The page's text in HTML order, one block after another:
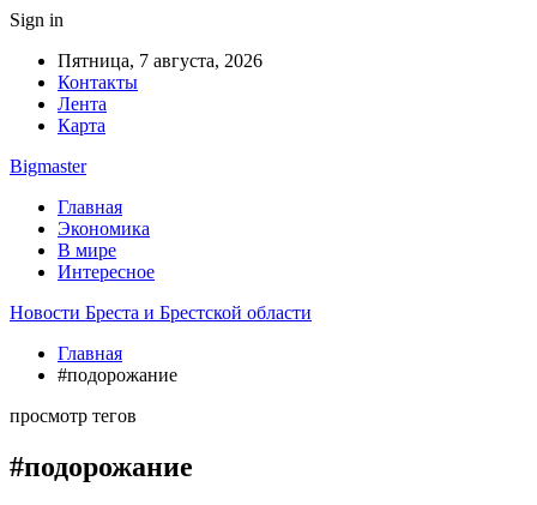
Sign in
Пятница, 7 августа, 2026
Контакты
Лента
Карта
Bigmaster
Главная
Экономика
В мире
Интересное
Новости Бреста и Брестской области
Главная
#подорожание
просмотр тегов
#подорожание